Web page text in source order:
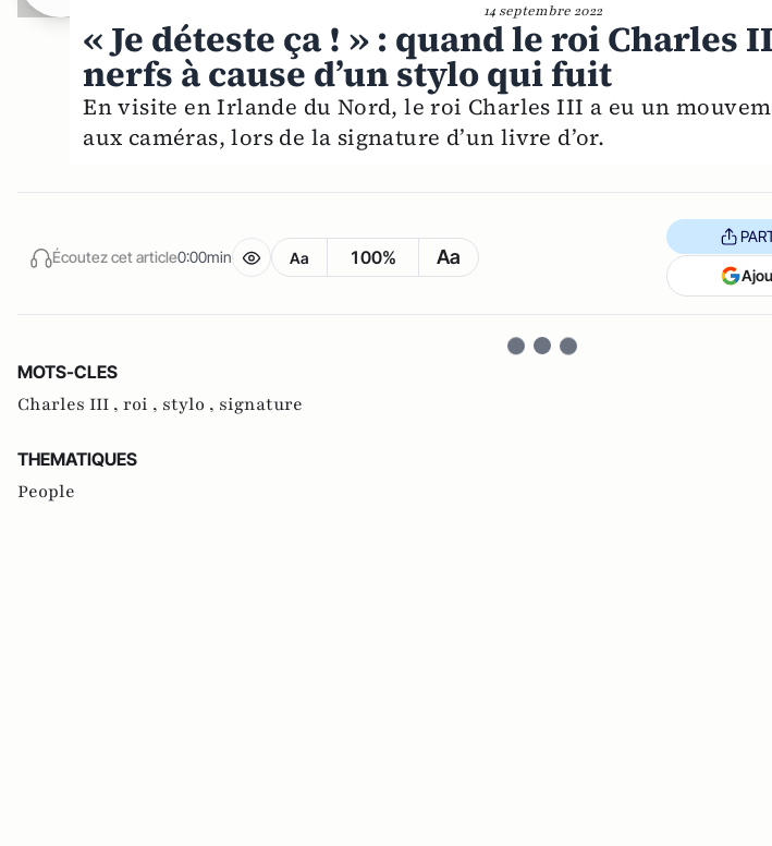
14 septembre 2022
« Je déteste ça ! » : quand le roi Charles
nerfs à cause d’un stylo qui fuit
En visite en Irlande du Nord, le roi Charles III a eu un
aux caméras, lors de la signature d’un livre d’or.
Écoutez cet article0:00min Aa 100% Aa
MOTS-CLES
Charles III , roi , stylo , signature
THEMATIQUES
People